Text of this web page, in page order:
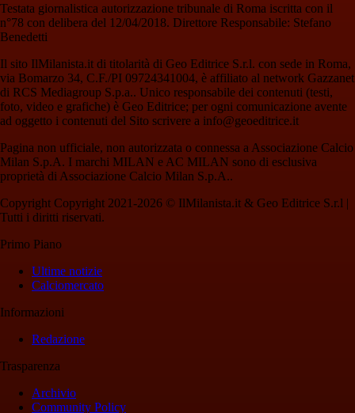
Testata giornalistica autorizzazione tribunale di Roma iscritta con il
n°78 con delibera del 12/04/2018. Direttore Responsabile: Stefano
Benedetti
Il sito IlMilanista.it di titolarità di Geo Editrice S.r.l. con sede in Roma,
via Bomarzo 34, C.F./PI 09724341004, è affiliato al network Gazzanet
di RCS Mediagroup S.p.a.. Unico responsabile dei contenuti (testi,
foto, video e grafiche) è Geo Editrice; per ogni comunicazione avente
ad oggetto i contenuti del Sito scrivere a info@geoeditrice.it
Pagina non ufficiale, non autorizzata o connessa a Associazione Calcio
Milan S.p.A. I marchi MILAN e AC MILAN sono di esclusiva
proprietà di Associazione Calcio Milan S.p.A..
Copyright Copyright 2021-2026 © IlMilanista.it & Geo Editrice S.r.l |
Tutti i diritti riservati.
Primo Piano
Ultime notizie
Calciomercato
Informazioni
Redazione
Trasparenza
Archivio
Community Policy